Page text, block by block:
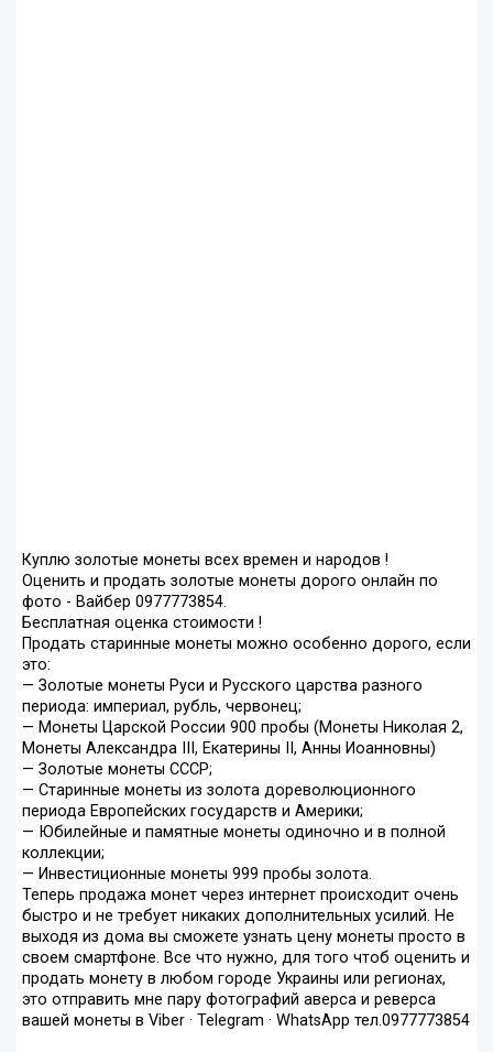
Куплю золотые монеты всех времен и народов !
Оценить и продать золотые монеты дорого онлайн по
фото - Вайбер 0977773854.
Бесплатная оценка стоимости !
Продать старинные монеты можно особенно дорого, если
это:
— Золотые монеты Руси и Русского царства разного
периода: империал, рубль, червонец;
— Монеты Царской России 900 пробы (Монеты Николая 2,
Монеты Александра III, Екатерины II, Анны Иоанновны)
— Золотые монеты СССР;
— Старинные монеты из золота дореволюционного
периода Европейских государств и Америки;
— Юбилейные и памятные монеты одиночно и в полной
коллекции;
— Инвестиционные монеты 999 пробы золота.
Теперь продажа монет через интернет происходит очень
быстро и не требует никаких дополнительных усилий. Не
выходя из дома вы сможете узнать цену монеты просто в
своем смартфоне. Все что нужно, для того чтоб оценить и
продать монету в любом городе Украины или регионах,
это отправить мне пару фотографий аверса и реверса
вашей монеты в Viber · Telegram · WhatsApp тел.0977773854